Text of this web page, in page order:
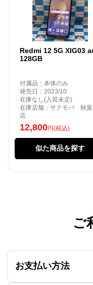
Redmi 12 5G XIG03
128GB
付属品：本体のみ
発売日：2023/10
在庫なし(入荷未定)
在庫店舗：サクモバ 秋葉
店
12,800円(税込)
似た商品を探す
ご
お支払い方法